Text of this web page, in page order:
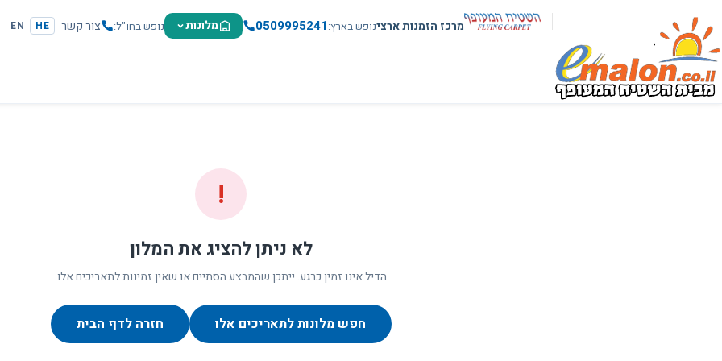
מרכז הזמנות ארצינופש בארץ 0509995241 מלונות נופש בחו"ל צור קשר HE
EN
!
לא ניתן להציג את המלון
הדיל אינו זמין כרגע. ייתכן שהמבצע הסתיים או שאין זמינות לתאריכים אלו.
חפש מלונות לתאריכים אלו חזרה לדף הבית